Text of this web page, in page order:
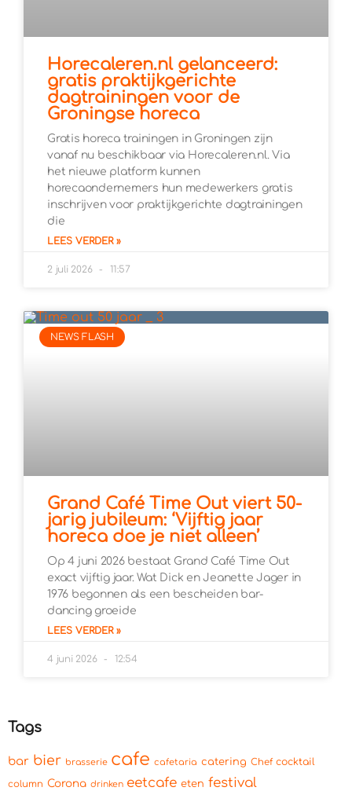
Horecaleren.nl gelanceerd:
gratis praktijkgerichte
dagtrainingen voor de
Groningse horeca
Gratis horeca trainingen in Groningen zijn
vanaf nu beschikbaar via Horecaleren.nl. Via
het nieuwe platform kunnen
horecaondernemers hun medewerkers gratis
inschrijven voor praktijkgerichte dagtrainingen
die
LEES VERDER »
2 juli 2026 11:57
NEWS FLASH
Grand Café Time Out viert 50-
jarig jubileum: ‘Vijftig jaar
horeca doe je niet alleen’
Op 4 juni 2026 bestaat Grand Café Time Out
exact vijftig jaar. Wat Dick en Jeanette Jager in
1976 begonnen als een bescheiden bar-
dancing groeide
LEES VERDER »
4 juni 2026 12:54
Tags
bar bier brasserie cafe cafetaria catering Chef cocktail
column Corona drinken eetcafe eten festival